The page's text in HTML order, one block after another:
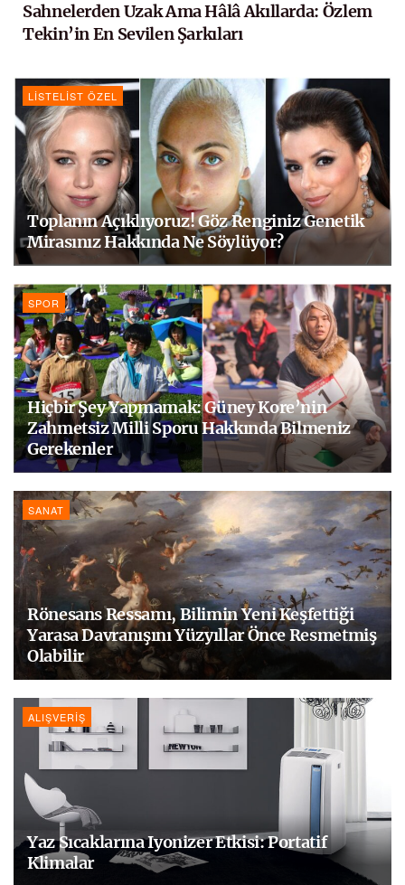
Sahnelerden Uzak Ama Hâlâ Akıllarda: Özlem
Tekin’in En Sevilen Şarkıları
LISTELIST ÖZEL
Toplanın Açıklıyoruz! Göz Renginiz Genetik
Mirasınız Hakkında Ne Söylüyor?
SPOR
Hiçbir Şey Yapmamak: Güney Kore’nin
Zahmetsiz Milli Sporu Hakkında Bilmeniz
Gerekenler
SANAT
Rönesans Ressamı, Bilimin Yeni Keşfettiği
Yarasa Davranışını Yüzyıllar Önce Resmetmiş
Olabilir
ALIŞVERIŞ
Yaz Sıcaklarına Iyonizer Etkisi: Portatif
Klimalar